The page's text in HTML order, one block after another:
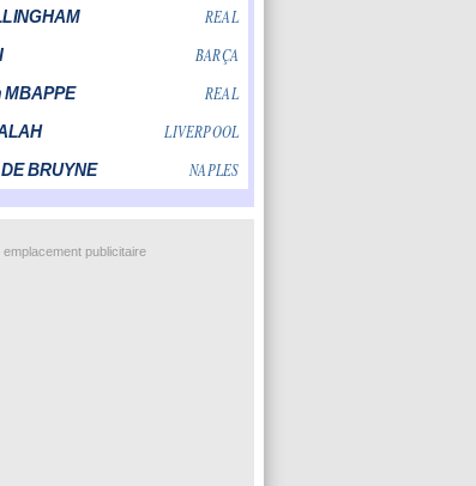
emplacement publicitaire